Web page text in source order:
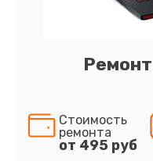
Стоимость
ремонта
от 495 руб